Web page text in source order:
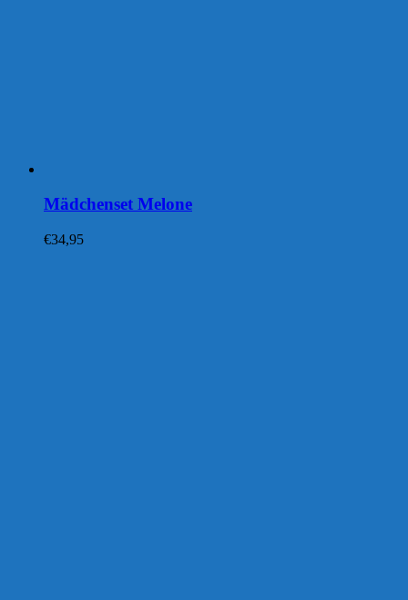
Mädchenset Melone
€34,95